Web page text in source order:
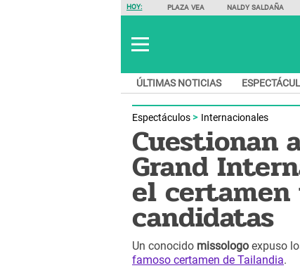
HOY: PLAZA VEA NALDY SALDAÑA
ÚLTIMAS NOTICIAS
Espectáculos Internacionales
Cuestionan
Grand
el
candidatas
Un conocido missologo expuso
famoso certamen de Tailandia.